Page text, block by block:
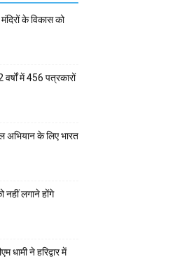
के विकास को
में 456 पत्रकारों
अभियान के लिए भारत
लगाने होंगे
ने हरिद्वार में